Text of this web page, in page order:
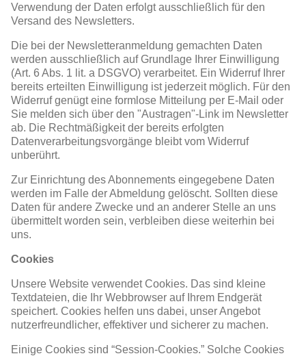
Verwendung der Daten erfolgt ausschließlich für den
Versand des Newsletters.
Die bei der Newsletteranmeldung gemachten Daten
werden ausschließlich auf Grundlage Ihrer Einwilligung
(Art. 6 Abs. 1 lit. a DSGVO) verarbeitet. Ein Widerruf Ihrer
bereits erteilten Einwilligung ist jederzeit möglich. Für den
Widerruf genügt eine formlose Mitteilung per E-Mail oder
Sie melden sich über den "Austragen"-Link im Newsletter
ab. Die Rechtmäßigkeit der bereits erfolgten
Datenverarbeitungsvorgänge bleibt vom Widerruf
unberührt.
Zur Einrichtung des Abonnements eingegebene Daten
werden im Falle der Abmeldung gelöscht. Sollten diese
Daten für andere Zwecke und an anderer Stelle an uns
übermittelt worden sein, verbleiben diese weiterhin bei
uns.
Cookies
Unsere Website verwendet Cookies. Das sind kleine
Textdateien, die Ihr Webbrowser auf Ihrem Endgerät
speichert. Cookies helfen uns dabei, unser Angebot
nutzerfreundlicher, effektiver und sicherer zu machen.
Einige Cookies sind “Session-Cookies.” Solche Cookies